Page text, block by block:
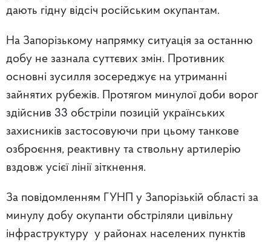
дають гідну відсіч російським окупантам.
На Запорізькому напрямку ситуація за останню
добу не зазнала суттєвих змін. Противник
основні зусилля зосереджує на утриманні
зайнятих рубежів. Протягом минулої доби ворог
здійснив 33 обстріли позицій українських
захисників застосовуючи при цьому танкове
озброєння, реактивну та ствольну артилерію
вздовж усієї лінії зіткнення.
За повідомленням ГУНП у Запорізькій області за
минулу добу окупанти обстріляли цивільну
інфраструктуру у районах населених пунктів